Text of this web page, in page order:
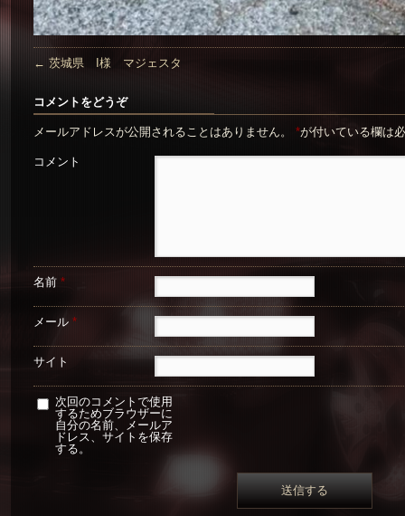
← 茨城県 I様 マジェスタ
コメントをどうぞ
メールアドレスが公開されることはありません。 *が付いている欄は
コメント
名前 *
メール *
サイト
次回のコメントで使用
するためブラウザーに
自分の名前、メールア
ドレス、サイトを保存
する。